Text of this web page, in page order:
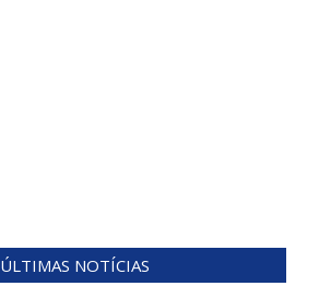
ÚLTIMAS NOTÍCIAS